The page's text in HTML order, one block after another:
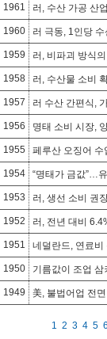
1961 러, 수산 가공 산
1960 러 극동, 1인당
1959 러, 비파괴 방식
1958 러, 수산물 소비
1957 러 수산 간편식,
1956 명태 소비 시장,
1955 페루산 오징어
1954 “명태가 금값”…
1953 러, 생선 소비 권
1952 러, 전년 대비
1951 네덜란드, 연료비
1950 기름값이 조업 삼
1949 美, 불법어업 전면
1 2 3 4 5 6